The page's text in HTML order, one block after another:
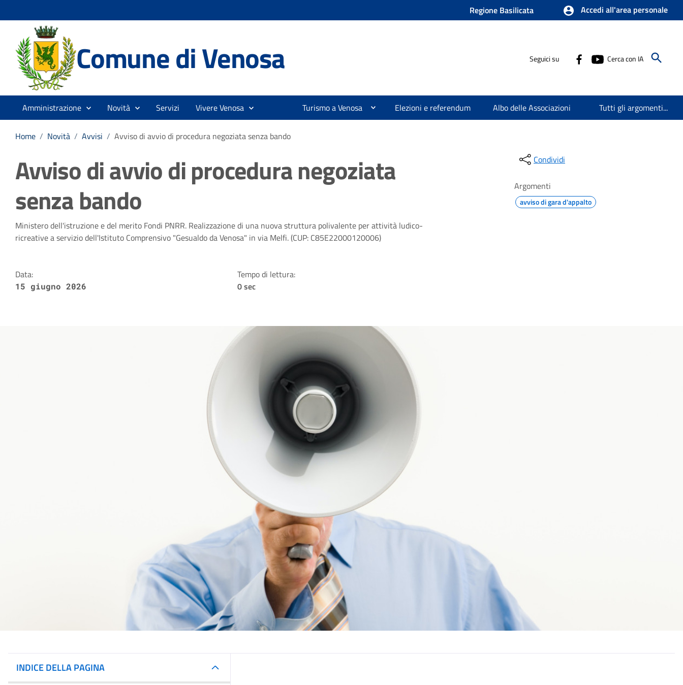
Regione Basilicata Accedi all'area personale
Comune di Venosa Seguici su Cerca con IA
Amministrazione Novità Servizi Vivere Venosa Turismo a Venosa Elezioni e referendum Albo delle Associazioni Tutti gli argomenti...
Home / Novità / Avvisi / Avviso di avvio di procedura negoziata senza bando
Avviso di avvio di procedura negoziata
senza bando
Dettagli della notizia
Ministero dell'istruzione e del merito Fondi PNRR. Realizzazione di una nuova struttura polivalente per attività ludico-
ricreative a servizio dell'Istituto Comprensivo "Gesualdo da Venosa" in via Melfi. (CUP: C85E22000120006)
Data:
15 giugno 2026
Tempo di lettura:
0 sec
Condividi
Argomenti
avviso di gara d'appalto
INDICE DELLA PAGINA